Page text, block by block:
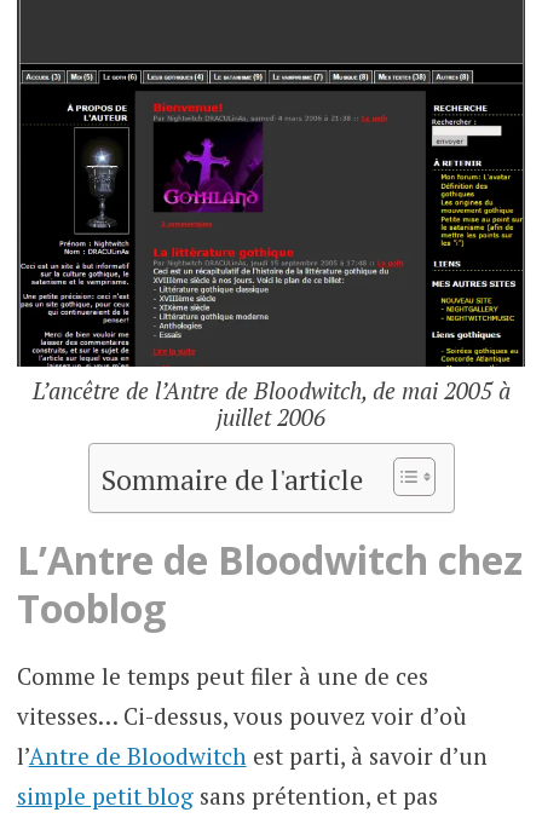
L’ancêtre de l’Antre de Bloodwitch, de mai 2005 à
juillet 2006
Sommaire de l'article
L’Antre de Bloodwitch chez
Tooblog
Comme le temps peut filer à une de ces
vitesses… Ci-dessus, vous pouvez voir d’où
l’Antre de Bloodwitch est parti, à savoir d’un
simple petit blogsans prétention, et pas